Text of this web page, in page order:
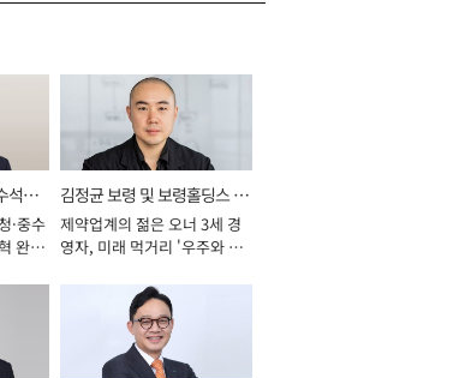
석비
·중수
완수
김정균 보령 및 보령홀딩스 대
표이사 사장
제약업계의 젊은 오너 3세 경
영자, 미래 먹거리 '우주와 헬